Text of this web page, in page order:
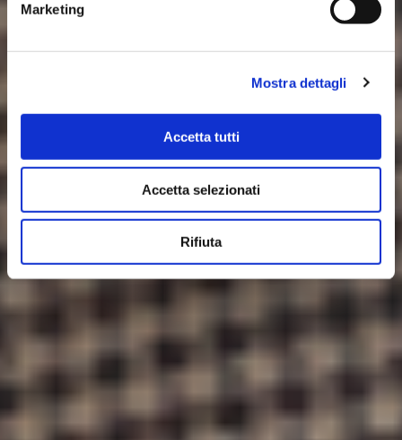
Marketing
Mostra dettagli
Accetta tutti
Accetta selezionati
Rifiuta